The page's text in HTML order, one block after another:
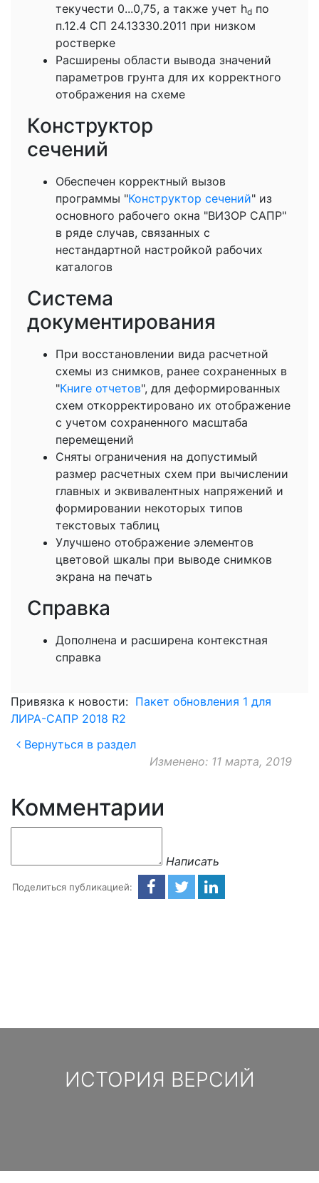
текучести 0...0,75, а также учет hdпо
п.12.4 СП 24.13330.2011 при низком
ростверке
Расширены области вывода значений
параметров грунта для их корректного
отображения на схеме
Конструктор
Обеспечен корректный вызов
программы "Конструктор сечений" из
основного рабочего окна "ВИЗОР САПР"
в ряде случав, связанных с
нестандартной настройкой рабочих
каталогов
Система
документирования
При восстановлении вида расчетной
схемы из снимков, ранее сохраненных в
"Книге отчетов", для деформированных
схем откорректировано их отображение
с учетом сохраненного масштаба
перемещений
Сняты ограничения на допустимый
размер расчетных схем при вычислении
главных и эквивалентных напряжений и
формировании некоторых типов
текстовых таблиц
Улучшено отображение элементов
цветовой шкалы при выводе снимков
экрана на печать
Справка
Дополнена и расширена контекстная
справка
Привязка к новости: Пакет обновления 1 для
ЛИРА-САПР 2018 R2
Вернуться в раздел
Изменено: 11 марта, 2019
Комментарии
Написать
Поделиться публикацией:
ИСТОРИЯ ВЕРСИЙ